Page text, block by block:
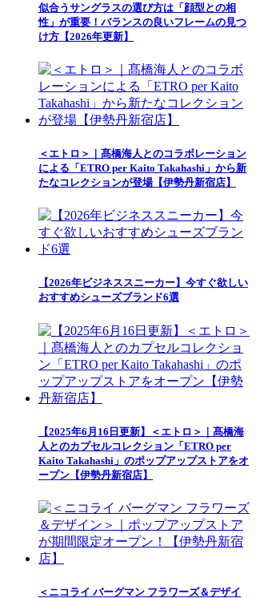
似合うサングラスの選び方は「顔型との相
性」が重要！バランスの良いフレームの見つ
け方【2026年更新】
＜エトロ＞｜髙橋海人とのコラボレーション
による「ETRO per Kaito Takahashi」から新
たなコレクションが登場【伊勢丹新宿店】
【2026年ビジネススニーカー】今すぐ欲しい
おすすめシューズブランド6選
【2025年6月16日更新】＜エトロ＞｜髙橋海
人とのカプセルコレクション「ETRO per
Kaito Takahashi」のポップアップストアをオ
ープン【伊勢丹新宿店】
＜ニコライ バーグマン フラワーズ＆デザイ